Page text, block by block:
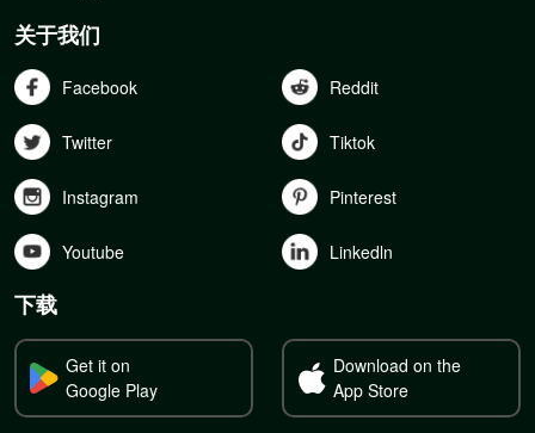
关于我们
Facebook Reddit
Twitter Tiktok
Instagram Pinterest
Youtube Linkedln
下载
Get it on
Google Play
Download on the
App Store